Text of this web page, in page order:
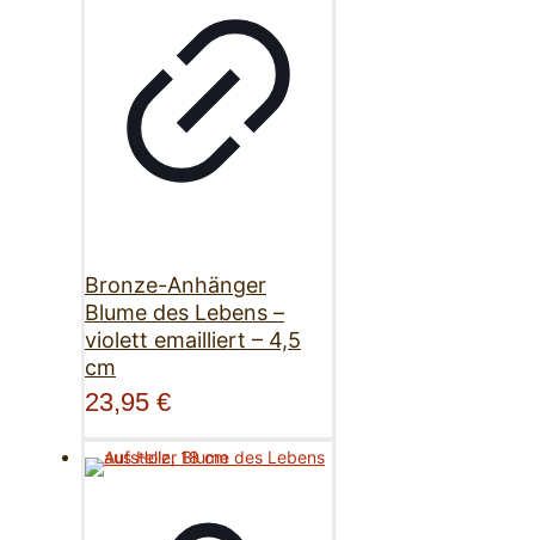
Bronze-Anhänger
Blume des Lebens –
violett emailliert – 4,5
cm
23,95 €